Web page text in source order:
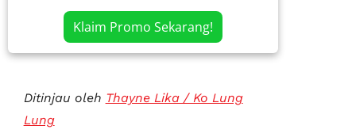
Klaim Promo Sekarang!
Ditinjau oleh Thayne Lika / Ko Lung
Lung